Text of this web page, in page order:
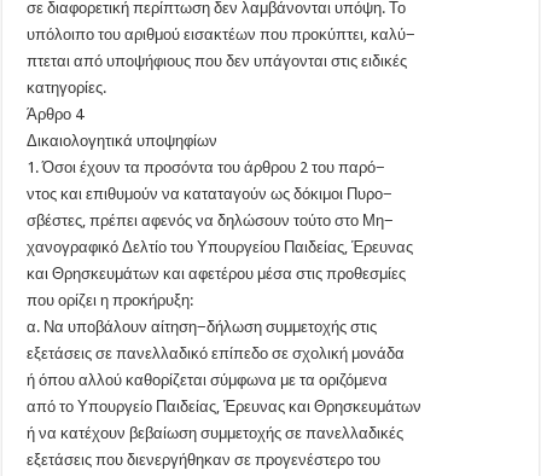
σε διαφορετική περίπτωση δεν λαμβάνονται υπόψη. Το
υπόλοιπο του αριθμού εισακτέων που προκύπτει, καλύ−
πτεται από υποψήφιους που δεν υπάγονται στις ειδικές
κατηγορίες.
Άρθρο 4
Δικαιολογητικά υποψηφίων
1. Όσοι έχουν τα προσόντα του άρθρου 2 του παρό−
ντος και επιθυμούν να καταταγούν ως δόκιμοι Πυρο−
σβέστες, πρέπει αφενός να δηλώσουν τούτο στο Μη−
χανογραφικό Δελτίο του Υπουργείου Παιδείας, Έρευνας
και Θρησκευμάτων και αφετέρου μέσα στις προθεσμίες
που ορίζει η προκήρυξη:
α. Να υποβάλουν αίτηση−δήλωση συμμετοχής στις
εξετάσεις σε πανελλαδικό επίπεδο σε σχολική μονάδα
ή όπου αλλού καθορίζεται σύμφωνα με τα οριζόμενα
από το Υπουργείο Παιδείας, Έρευνας και Θρησκευμάτων
ή να κατέχουν βεβαίωση συμμετοχής σε πανελλαδικές
εξετάσεις που διενεργήθηκαν σε προγενέστερο του